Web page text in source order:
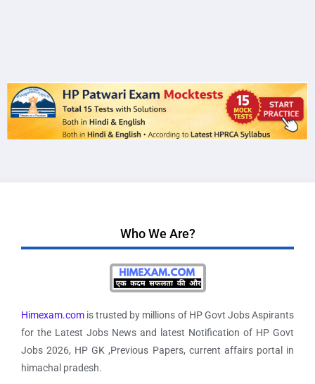
Who We Are?
Himexam.com is trusted by millions of HP Govt Jobs Aspirants
for the Latest Jobs News and latest Notification of HP Govt
Jobs 2026, HP GK ,Previous Papers, current affairs portal in
himachal pradesh.